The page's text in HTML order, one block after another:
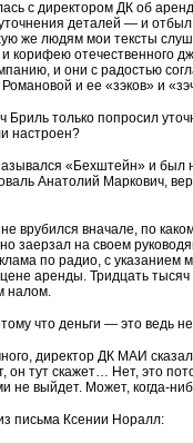
с директором ДК об
деталей — и отбыл
же людям мои тексты
и корифею отечественного
и они с радостью
и ее «зэков» и
Бриль только попросил
настроен?
«Бехштейн» и был
Анатолий Маркович,
врубился вначале, по
заерзал на своем
по радио, с указанием
аренды. Тридцать тысяч
налом.
что деньги — это ведь
директор ДК МАИ
он тут скажет… Нет, это
не выйдет. Может, когда-
письма Ксении Норалл: